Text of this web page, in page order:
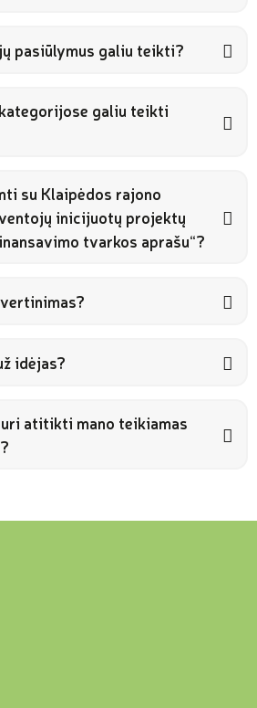
pasiūlymus galiu teikti?
galiu teikti
su Klaipėdos rajono
inicijuotų projektų
tvarkos aprašu“?
idėjas?
atitikti mano teikiamas